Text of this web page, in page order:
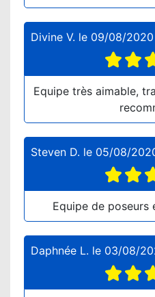
Divine V. le 09/08/2020
Equipe très aimable,
Steven D. le 05/08/
Equipe de poseurs
Daphnée L. le 03/08/